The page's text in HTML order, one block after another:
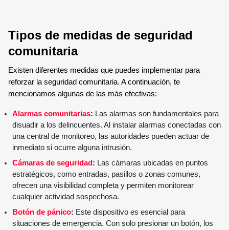
Tipos de medidas de seguridad
comunitaria
Existen diferentes medidas que puedes implementar para
reforzar la seguridad comunitaria. A continuación, te
mencionamos algunas de las más efectivas:
Alarmas comunitarias: Las alarmas son fundamentales para
disuadir a los delincuentes. Al instalar alarmas conectadas con
una central de monitoreo, las autoridades pueden actuar de
inmediato si ocurre alguna intrusión.
Cámaras de seguridad: Las cámaras ubicadas en puntos
estratégicos, como entradas, pasillos o zonas comunes,
ofrecen una visibilidad completa y permiten monitorear
cualquier actividad sospechosa.
Botón de pánico: Este dispositivo es esencial para
situaciones de emergencia. Con solo presionar un botón, los